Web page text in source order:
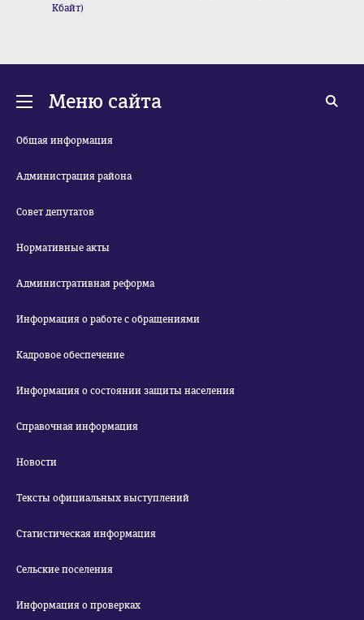
Кбайт)
Меню сайта
Общая информация
Администрация района
Совет депутатов
Нормативные акты
Административная реформа
Информация о работе с обращениями
Кадровое обеспечение
Информация о состоянии защиты населения
Справочная информация
Новости
Тексты официальных выступлений
Статистическая информация
Сельские поселения
Информация о проверках